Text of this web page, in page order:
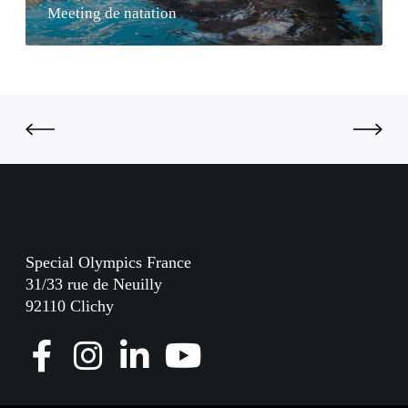
m
a
e
a
t
o
Meeting de natation
Special Olympics France
31/33 rue de Neuilly
92110 Clichy
F
I
L
Y